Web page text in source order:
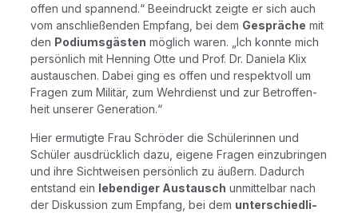
offen und span­nend.“ Beein­druckt zeig­te er sich auch
vom anschlie­ßen­den Emp­fang, bei dem Gesprä­che mit
den Podi­ums­gäs­ten mög­lich waren. „Ich konn­te mich
per­sön­lich mit Hen­ning Otte und Prof. Dr. Danie­la Klix
aus­tau­schen. Dabei ging es offen und respekt­voll um
Fra­gen zum Mili­tär, zum Wehr­dienst und zur Betrof­fen­
heit unse­rer Generation.“
Hier ermu­tig­te Frau Schrö­der die Schü­le­rin­nen und
Schü­ler aus­drück­lich dazu, eige­ne Fra­gen ein­zu­brin­gen
und ihre Sicht­wei­sen per­sön­lich zu äußern. Dadurch
ent­stand ein leben­di­ger Aus­tausch unmit­tel­bar nach
der Dis­kus­si­on zum Emp­fang, bei dem unter­schied­li­